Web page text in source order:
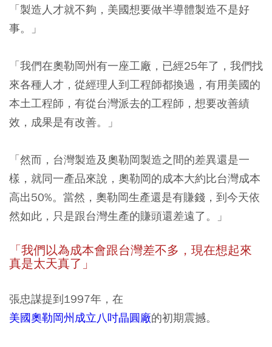
「製造人才就不夠，美國想要做半導體製造不是好
事。」
「我們在奧勒岡州有一座工廠，已經25年了，我們找
來各種人才，從經理人到工程師都換過，有用美國的
本土工程師，有從台灣派去的工程師，想要改善績
效，成果是有改善。」
「然而，台灣製造及奧勒岡製造之間的差異還是一
樣，就同一產品來說，奧勒岡的成本大約比台灣成本
高出50%。當然， 奧勒岡生產還是有賺錢，到今天依
然如此，只是跟台灣生產的賺頭還差遠了。」
「我們以為成本會跟台灣差不多，現在想起來
真是太天真了」
張忠謀提到1997年，在
美國奧勒岡州成立八吋晶圓廠的初期震撼。